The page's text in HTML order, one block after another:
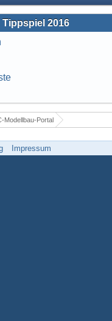
Tippspiel 2016
Modellbau-Portal
Impressum